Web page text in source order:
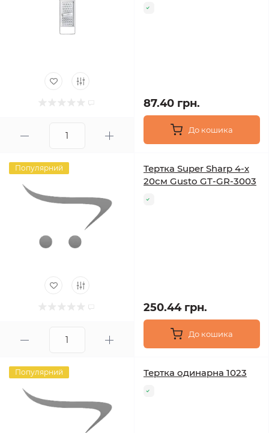
87.40 грн.
До кошика
Популярний
Тертка Super Sharp 4-х
20см Gusto GT-GR-3003
250.44 грн.
До кошика
Популярний Тертка одинарна 1023